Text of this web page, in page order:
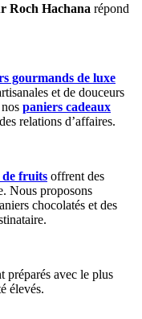
Roch Hachana répond
gourmands de luxe
et de douceurs
paniers cadeaux
relations d’affaires.
de fruits offrent des
Nous proposons
chocolatés et des
préparés avec le plus
élevés.